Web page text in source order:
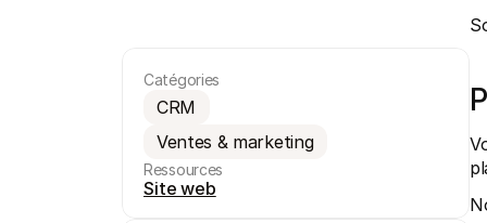
Catégories
CRM
Ventes & marketing
Ressources
Site web